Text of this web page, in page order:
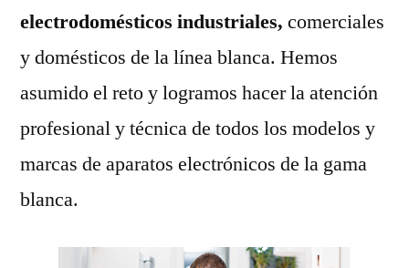
electrodomésticos industriales, comerciales
y domésticos de la línea blanca. Hemos
asumido el reto y logramos hacer la atención
profesional y técnica de todos los modelos y
marcas de aparatos electrónicos de la gama
blanca.